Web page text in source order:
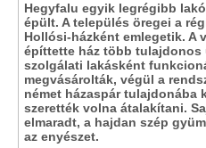
Hegyfalu egyik legrégibb
épült. A település öregei a
Hollósi-házként emlegetik. A
építtette ház több tulajdonos
szolgálati lakásként
megvásárolták, végül a
német házaspár tulajdonába
szerették volna átalakítani.
elmaradt, a hajdan szép
az enyészet.